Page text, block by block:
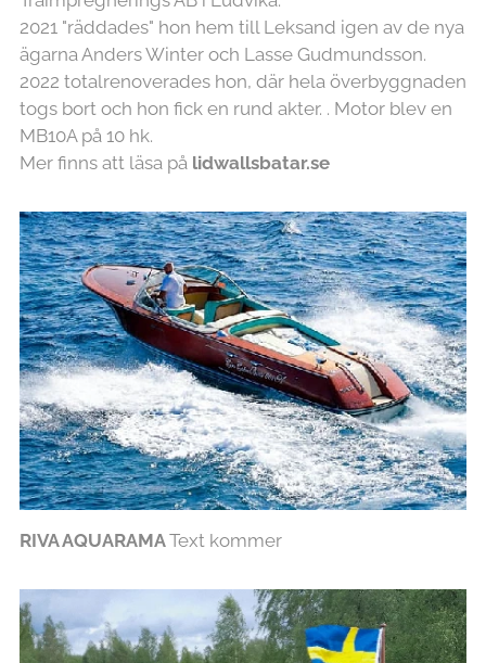
2021 "räddades" hon hem till Leksand igen av de nya
ägarna Anders Winter och Lasse Gudmundsson.
2022 totalrenoverades hon, där hela överbyggnaden
togs bort och hon fick en rund akter. . Motor blev en
MB10A på 10 hk.
Mer finns att läsa på lidwallsbatar.se
RIVA AQUARAMAText kommer